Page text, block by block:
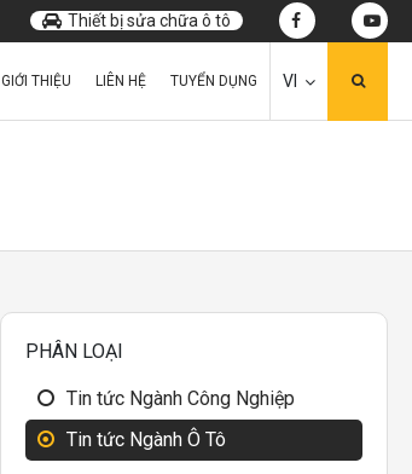
Thiết bị sửa chữa ô tô
GIỚI THIỆU LIÊN HỆ TUYỂN DỤNG VI
PHÂN LOẠI
Tin tức Ngành Công Nghiệp
Tin tức Ngành Ô Tô